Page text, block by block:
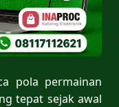
pola permainan
tepat sejak awal